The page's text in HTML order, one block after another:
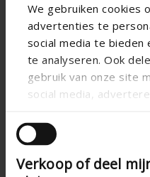
We gebruiken cookies
advertenties te
social media te
te analyseren. Ook
gebruik van onze site
social media,
andere informatie die
die ze hebben
van hun services.
Verkoop of deel
Especificación
Alineación
Materia
Tipo de edificio
Tipo de concepto